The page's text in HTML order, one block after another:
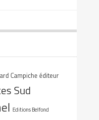
Campiche éditeur
Sud
Editions Belfond